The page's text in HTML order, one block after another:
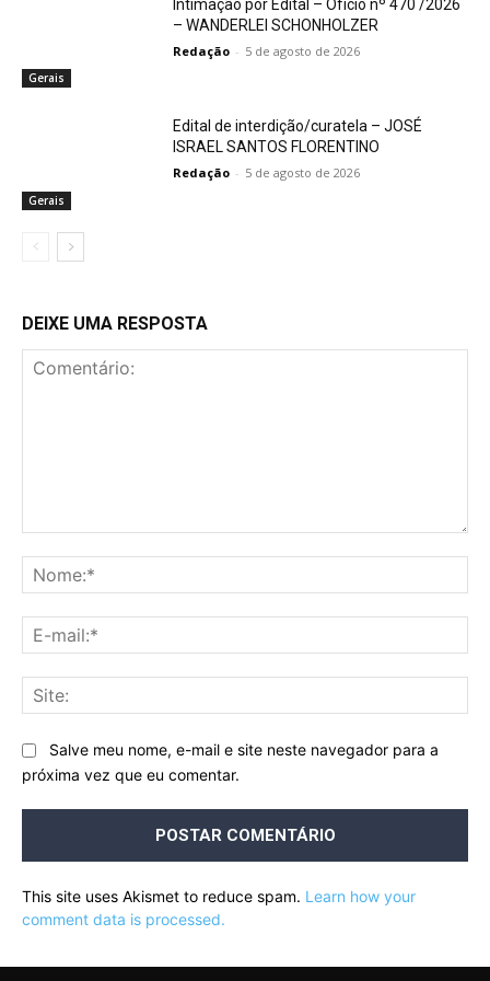
Gerais
Intimação por Edital – Ofício nº 470 /2026
– WANDERLEI SCHONHOLZER
Redação - 5 de agosto de 2026
Gerais
Edital de interdição/curatela – JOSÉ
ISRAEL SANTOS FLORENTINO
Redação - 5 de agosto de 2026
DEIXE UMA RESPOSTA
Salve meu nome, e-mail e site neste navegador para a
próxima vez que eu comentar.
This site uses Akismet to reduce spam. Learn how your
comment data is processed.